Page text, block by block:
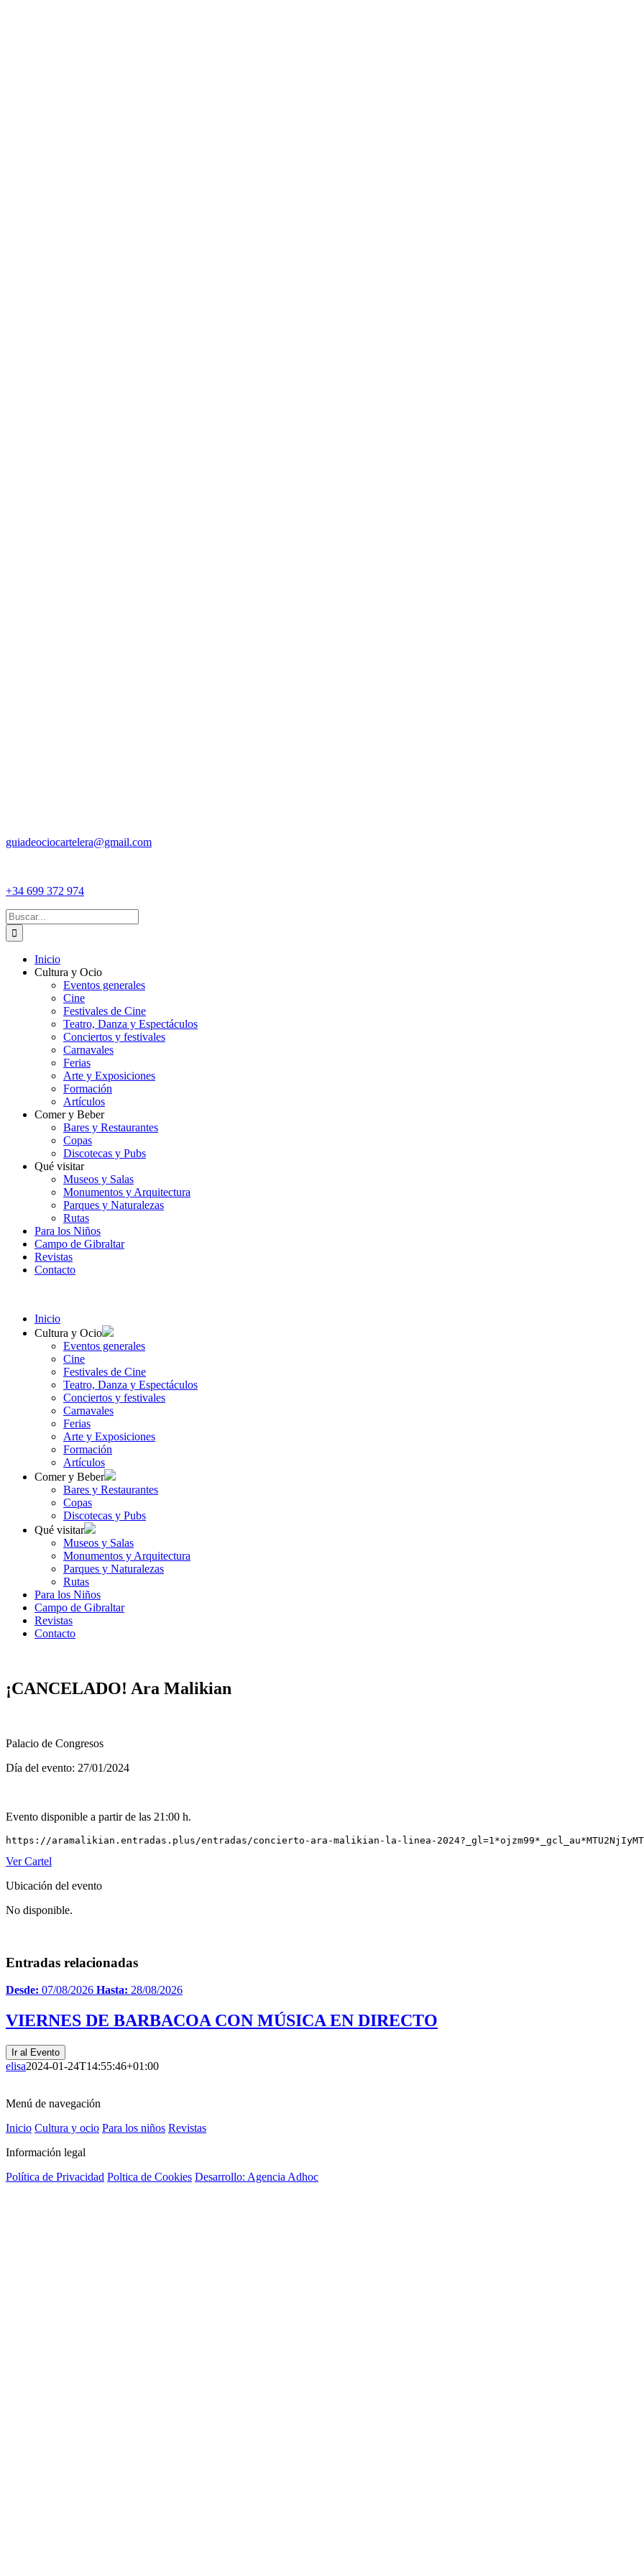
guiadeociocartelera@gmail.com
+34 699 372 974
Buscar:
Inicio
Cultura y Ocio
Eventos generales
Cine
Festivales de Cine
Teatro, Danza y Espectáculos
Conciertos y festivales
Carnavales
Ferias
Arte y Exposiciones
Formación
Artículos
Comer y Beber
Bares y Restaurantes
Copas
Discotecas y Pubs
Qué visitar
Museos y Salas
Monumentos y Arquitectura
Parques y Naturalezas
Rutas
Para los Niños
Campo de Gibraltar
Revistas
Contacto
Inicio
Cultura y Ocio
Eventos generales
Cine
Festivales de Cine
Teatro, Danza y Espectáculos
Conciertos y festivales
Carnavales
Ferias
Arte y Exposiciones
Formación
Artículos
Comer y Beber
Bares y Restaurantes
Copas
Discotecas y Pubs
Qué visitar
Museos y Salas
Monumentos y Arquitectura
Parques y Naturalezas
Rutas
Para los Niños
Campo de Gibraltar
Revistas
Contacto
¡CANCELADO! Ara Malikian
Palacio de Congresos
Día del evento: 27/01/2024
Evento disponible a partir de las 21:00 h.
https://aramalikian.entradas.plus/entradas/concierto-ara-malikian-la-linea-
Ver Cartel
Ubicación del evento
No disponible.
Entradas relacionadas
Desde: 07/08/2026 Hasta: 28/08/2026
VIERNES DE BARBACOA CON MÚSICA EN DIRECTO
Ir al Evento
elisa2024-01-24T14:55:46+01:00
Menú de navegación
Inicio Cultura y ocio Para los niños Revistas
Información legal
Política de Privacidad Poltica de Cookies Desarrollo: Agencia Adhoc